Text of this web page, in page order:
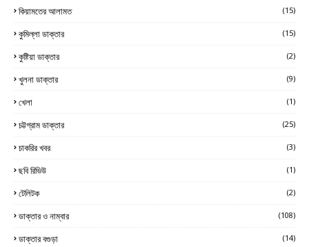
কিয়ামতের আলামত (15)
কুমিল্লা ডাক্তার (15)
কুষ্টিয়া ডাক্তার (2)
খুলনা ডাক্তার (9)
খেলা (1)
চট্টগ্রাম ডাক্তার (25)
চাকরির খবর (3)
ছবি রিভিউ (1)
টেলিটক (2)
ডাক্তার ও নাম্বার (108)
ডাক্তার বগুড়া (14)